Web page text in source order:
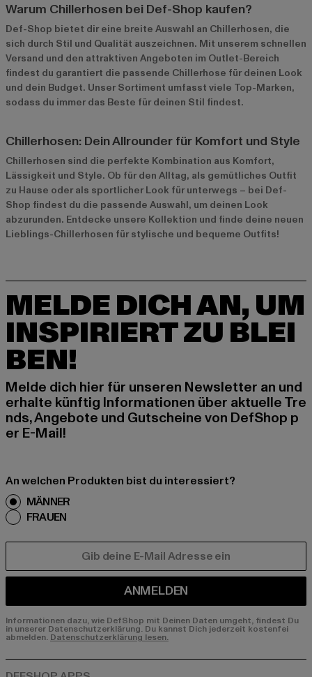
Warum Chillerhosen bei Def-Shop kaufen?
Def-Shop bietet dir eine breite Auswahl an Chillerhosen, die
sich durch Stil und Qualität auszeichnen. Mit unserem schnellen
Versand und den attraktiven Angeboten im Outlet-Bereich
findest du garantiert die passende Chillerhose für deinen Look
und dein Budget. Unser Sortiment umfasst viele Top-Marken,
sodass du immer das Beste für deinen Stil findest.
Chillerhosen: Dein Allrounder für Komfort und Style
Chillerhosen sind die perfekte Kombination aus Komfort,
Lässigkeit und Style. Ob für den Alltag, als gemütliches Outfit
zu Hause oder als sportlicher Look für unterwegs – bei Def-
Shop findest du die passende Auswahl, um deinen Look
abzurunden. Entdecke unsere Kollektion und finde deine neuen
Lieblings-Chillerhosen für stylische und bequeme Outfits!
MELDE DICH AN, UM
INSPIRIERT ZU BLEI
BEN!
Melde dich hier für unseren Newsletter an und
erhalte künftig Informationen über aktuelle Tre
nds, Angebote und Gutscheine von DefShop p
er E-Mail!
An welchen Produkten bist du interessiert?
MÄNNER
FRAUEN
ANMELDEN
Informationen dazu, wie DefShop mit Deinen Daten umgeht, findest Du
in unserer Datenschutzerklärung. Du kannst Dich jederzeit kostenfei
abmelden. Datenschutzerklärung lesen.